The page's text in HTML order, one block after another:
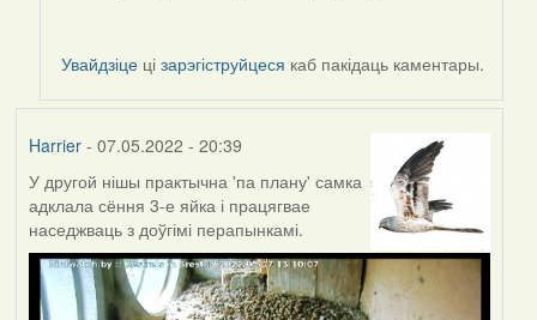
Увайдзіце цізарэгіструйцеся каб пакідаць каментары.
Harrier- 07.05.2022 - 20:39
У другой нішы практычна 'па плану' самка
адклала сёння 3-е яйка і працягвае
наседжваць з доўгімі перапынкамі.